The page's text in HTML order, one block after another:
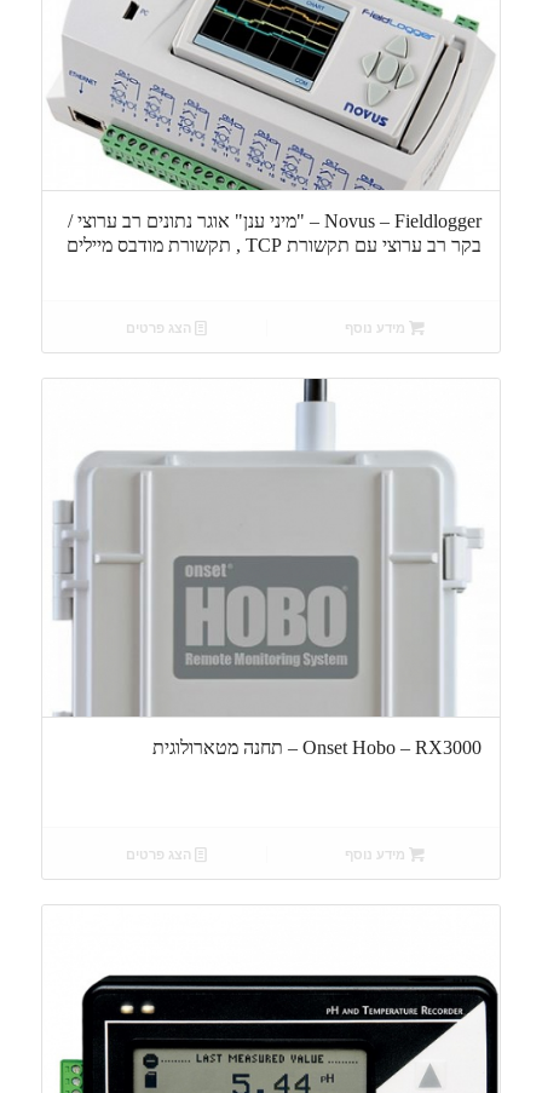
Novus – Fieldlogger – "מיני ענן" אוגר נתונים רב ערוצי /
בקר רב ערוצי עם תקשורת TCP , תקשורת מודבס מיילים
מידע נוסף הצג פרטים
Onset Hobo – RX3000 – תחנה מטארולוגית
מידע נוסף הצג פרטים